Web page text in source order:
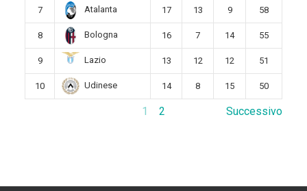
7 Atalanta 17 13 9 58
8 Bologna 16 7 14 55
9 Lazio 13 12 12 51
10 Udinese 14 8 15 50
1 2 Successivo